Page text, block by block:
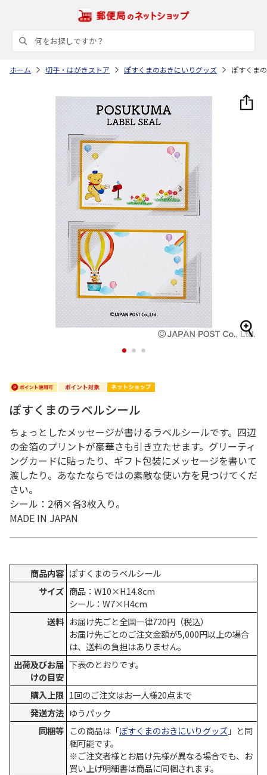
ホーム 切手・はがきストア ぽすくまのおきにいりグッズ ぽすくま
1 2 3
ぽすくまのラベルシール
ちょっとしたメッセージが書けるラベルシールです。四辺
の金箔のプリントが豪華さも引き立たせます。グリーティ
ングカードに貼ったり、ギフト包装にメッセージを書いて
渡したり。あなたならではの素敵な使い方を見つけてくだ
さい。
シール：2柄×各3枚入り。
MADE IN JAPAN
商品内容 ぽすくまのラベルシール
サイズ 商品：W10×H14.8cm
シール：W7×H4cm
送料 お届け先ごと全国一律720円（税込）
お届け先ごとのご注文金額が5,000円以上の場合
は、送料の負担はありません。
出荷及びお届
けの目安
下表のとおりです。
購入上限 1回のご注文はお一人様20点まで
発送方法 ゆうパック
同梱等 この商品は「ぽすくまのおきにいりグッズ」と同
梱可能です。
※ご注文者様とお届け先様が異なる場合でも、お
買い上げ明細書は商品に同梱されます。